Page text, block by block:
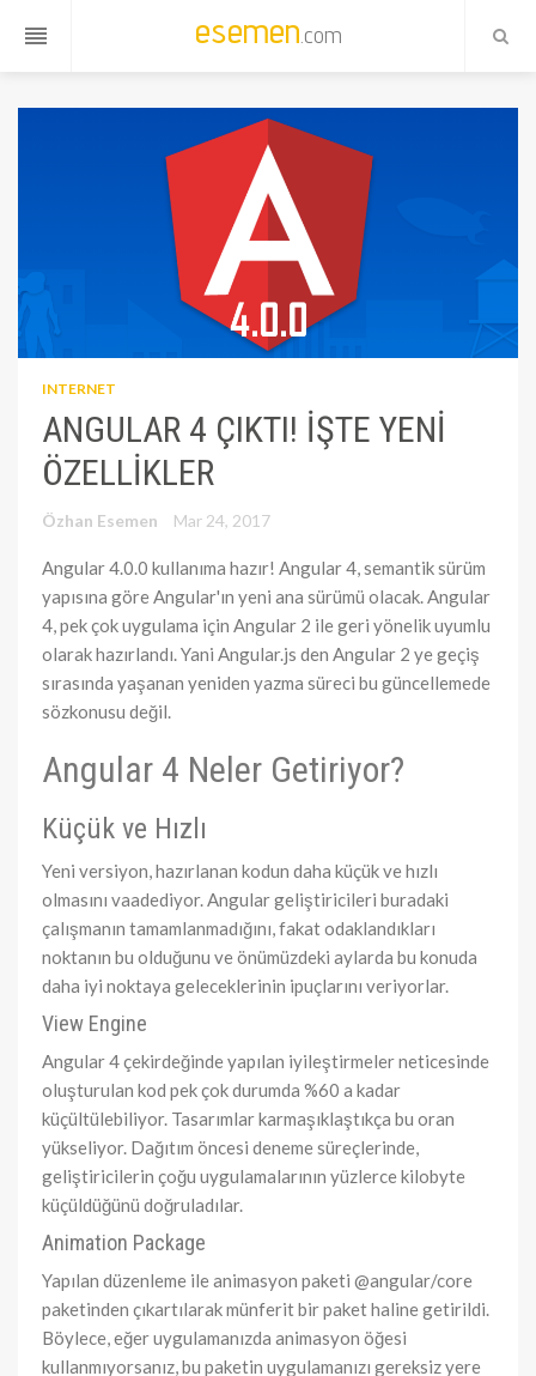
reorder esemen.com
INTERNET
ANGULAR 4 ÇIKTI! İŞTE YENI
ÖZELLIKLER
Özhan Esemen Mar 24, 2017
Angular 4.0.0 kullanıma hazır! Angular 4, semantik sürüm
yapısına göre Angular'ın yeni ana sürümü olacak. Angular
4, pek çok uygulama için Angular 2 ile geri yönelik uyumlu
olarak hazırlandı. Yani Angular.js den Angular 2 ye geçiş
sırasında yaşanan yeniden yazma süreci bu güncellemede
sözkonusu değil.
Angular 4 Neler Getiriyor?
Küçük ve Hızlı
Yeni versiyon, hazırlanan kodun daha küçük ve hızlı
olmasını vaadediyor. Angular geliştiricileri buradaki
çalışmanın tamamlanmadığını, fakat odaklandıkları
noktanın bu olduğunu ve önümüzdeki aylarda bu konuda
daha iyi noktaya geleceklerinin ipuçlarını veriyorlar.
View Engine
Angular 4 çekirdeğinde yapılan iyileştirmeler neticesinde
oluşturulan kod pek çok durumda %60 a kadar
küçültülebiliyor. Tasarımlar karmaşıklaştıkça bu oran
yükseliyor. Dağıtım öncesi deneme süreçlerinde,
geliştiricilerin çoğu uygulamalarının yüzlerce kilobyte
küçüldüğünü doğruladılar.
Animation Package
Yapılan düzenleme ile animasyon paketi @angular/core
paketinden çıkartılarak münferit bir paket haline getirildi.
Böylece, eğer uygulamanızda animasyon öğesi
kullanmıyorsanız, bu paketin uygulamanızı gereksiz yere